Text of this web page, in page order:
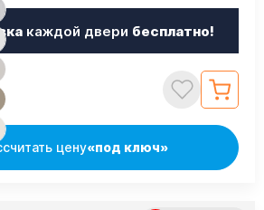
каждой двери бесплатно!
цену«под ключ»